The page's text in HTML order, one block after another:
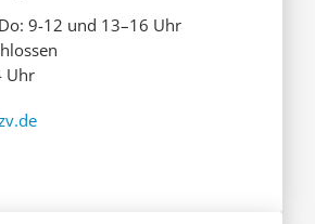
9-12 und 13–16 Uhr
Uhr